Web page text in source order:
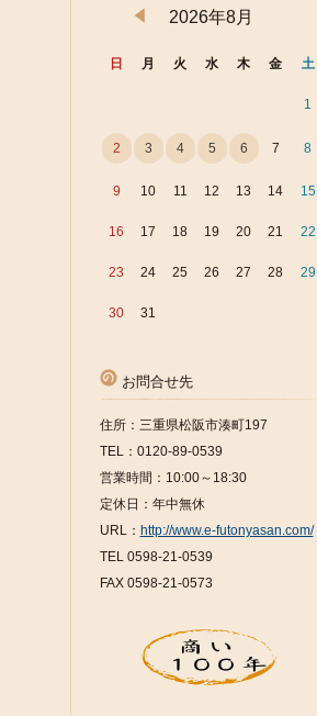
2026年8月
日 月 火 水 木 金 土
1
2 3 4 5 6 7 8
9 10 11 12 13 14 15
16 17 18 19 20 21 22
23 24 25 26 27 28 29
30 31
お問合せ先
住所：三重県松阪市湊町197
TEL：0120-89-0539
営業時間：10:00～18:30
定休日：年中無休
URL： http://www.e-futonyasan.com/
TEL 0598-21-0539
FAX 0598-21-0573